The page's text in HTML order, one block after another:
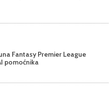
Fantasy Premier League
pomoćnika